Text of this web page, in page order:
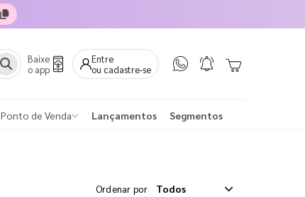
Baixe
o app
Entre
ou cadastre-se
Ponto de Venda Lançamentos Segmentos
Ordenar por